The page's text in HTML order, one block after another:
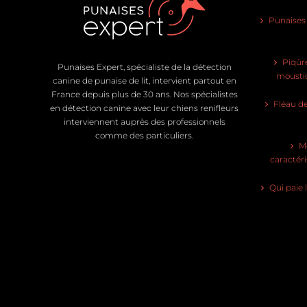
Punaises Expert, spécialiste de la détection
canine de punaise de lit, intervient partout en
France depuis plus de 30 ans. Nos spécialistes
en détection canine avec leur chiens renifleurs
interviennent auprès des professionnels
comme des particuliers.
Fléau
Qui paie